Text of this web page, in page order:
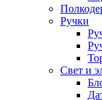
Ручки
Свет и